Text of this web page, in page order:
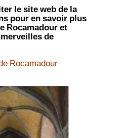
le site web de la
pour en savoir plus
Rocamadour et
de
Rocamadour